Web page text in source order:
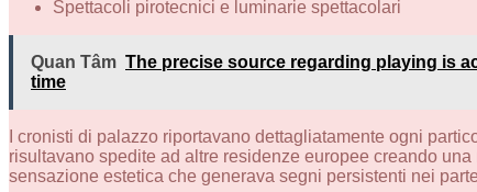
Spettacoli pirotecnici e luminarie spettacolari
Quan Tâm The precise source regarding playing is
time
I cronisti di palazzo riportavano dettagliatamente ogni
risultavano spedite ad altre residenze europee creando
sensazione estetica che generava segni persistenti nei